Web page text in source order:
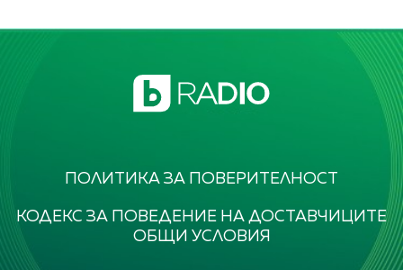
ПОЛИТИКА ЗА ПОВЕРИТЕЛНОСТ
КОДЕКС ЗА ПОВЕДЕНИЕ НА ДОСТАВЧИЦИТЕ
ОБЩИ УСЛОВИЯ